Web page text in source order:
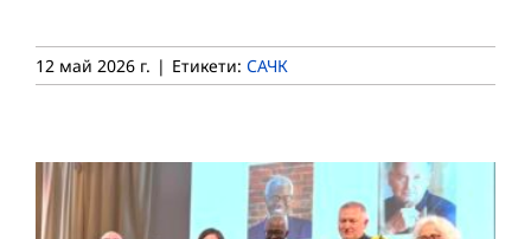
12 май 2026 г. | Етикети: САЧК